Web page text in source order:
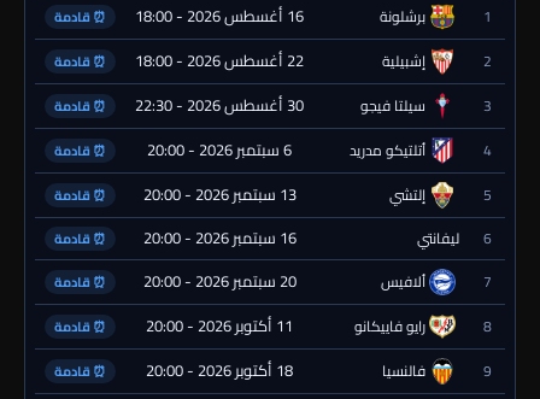
1
برشلونة 16 أغسطس 2026 - 18:00 ⏰ قادمة
2 إشبيلية 22 أغسطس 2026 - 18:00 ⏰ قادمة
3 سيلتا فيجو 30 أغسطس 2026 - 22:30 ⏰ قادمة
4 أتلتيكو مدريد 6 سبتمبر 2026 - 20:00 ⏰ قادمة
5 إلتشي 13 سبتمبر 2026 - 20:00 ⏰ قادمة
6 ليفانتي 16 سبتمبر 2026 - 20:00 ⏰ قادمة
7 ألافيس 20 سبتمبر 2026 - 20:00 ⏰ قادمة
8 رايو فاييكانو 11 أكتوبر 2026 - 20:00 ⏰ قادمة
9 فالنسيا 18 أكتوبر 2026 - 20:00 ⏰ قادمة